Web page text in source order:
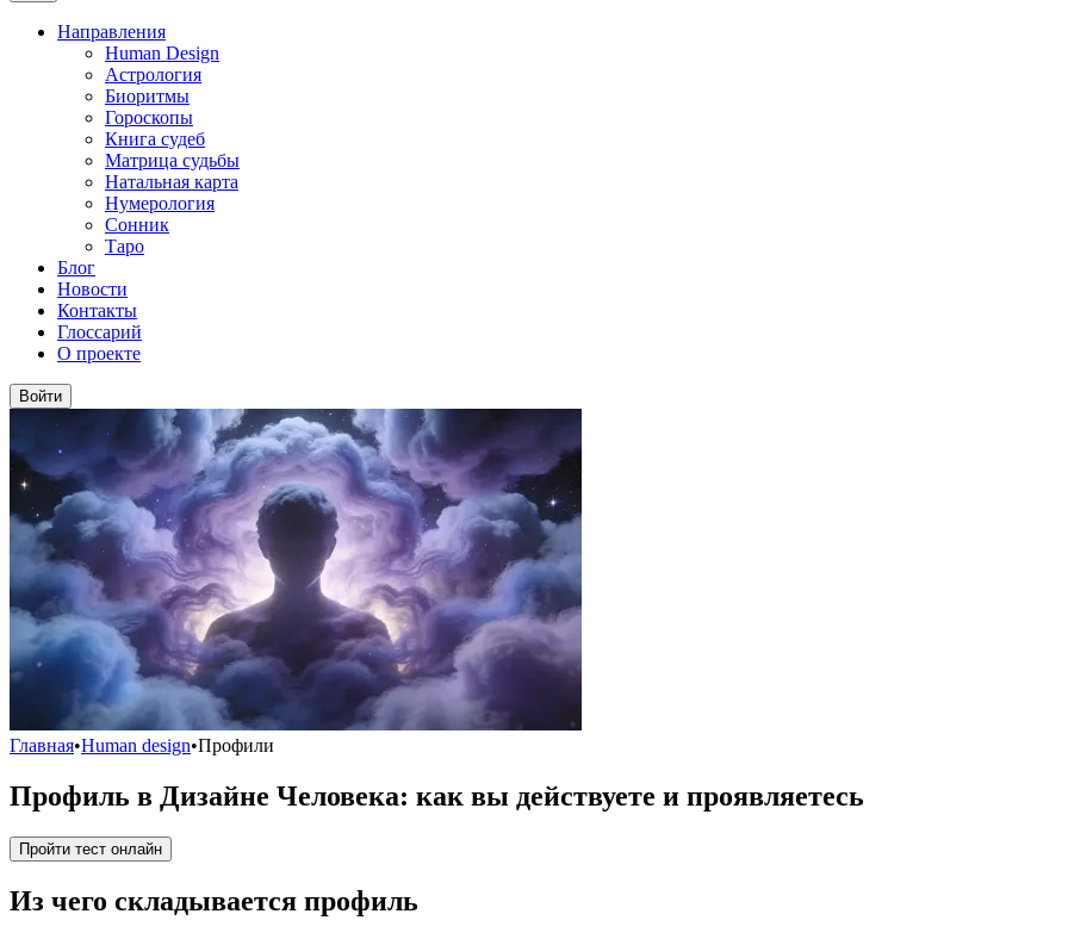
Направления
Human Design
Астрология
Биоритмы
Гороскопы
Книга судеб
Матрица судьбы
Натальная карта
Нумерология
Сонник
Таро
Блог
Новости
Контакты
Глоссарий
О проекте
Войти
Главная•Human design•Профили
Профиль в Дизайне Человека: как вы действуете и проявляетесь
Пройти тест онлайн
Из чего складывается профиль